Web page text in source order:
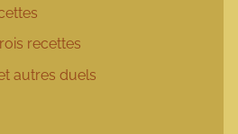
recettes
autres duels